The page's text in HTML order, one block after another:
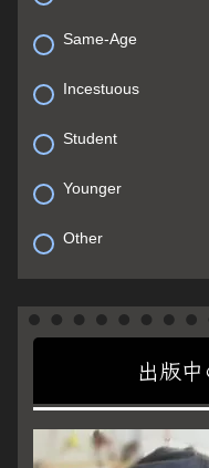
Same-Age
Incestuous
Student
Younger
Other
出版